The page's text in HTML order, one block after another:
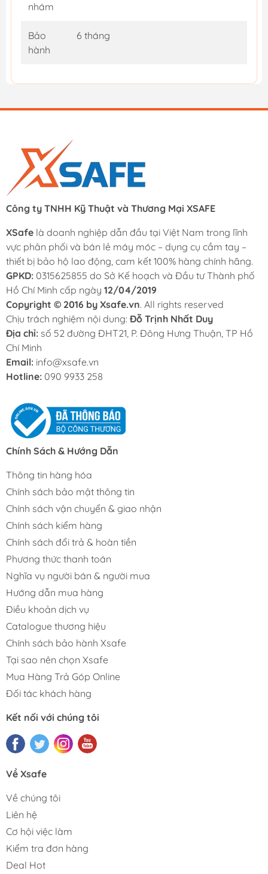
nhám
Bảo
hành
6 tháng
Công ty TNHH Kỹ Thuật và Thương Mại XSAFE
XSafe là doanh nghiệp dẫn đầu tại Việt Nam trong lĩnh
vực phân phối và bán lẻ máy móc – dụng cụ cầm tay –
thiết bị bảo hộ lao động, cam kết 100% hàng chính hãng.
GPKD: 0315625855 do Sở Kế hoạch và Đầu tư Thành phố
Hồ Chí Minh cấp ngày 12/04/2019
Copyright © 2016 by Xsafe.vn. All rights reserved
Chịu trách nghiệm nội dung: Đỗ Trịnh Nhất Duy
Địa chỉ: số 52 đường ĐHT21, P. Đông Hưng Thuận, TP Hồ
Chí Minh
Email: info@xsafe.vn
Hotline: 090 9933 258
Chính Sách & Hướng Dẫn
Thông tin hàng hóa
Chính sách bảo mật thông tin
Chính sách vận chuyển & giao nhận
Chính sách kiểm hàng
Chính sách đổi trả & hoàn tiền
Phương thức thanh toán
Nghĩa vụ người bán & người mua
Hướng dẫn mua hàng
Điều khoản dịch vụ
Catalogue thương hiệu
Chính sách bảo hành Xsafe
Tại sao nên chọn Xsafe
Mua Hàng Trả Góp Online
Đối tác khách hàng
Kết nối với chúng tôi
Về Xsafe
Về chúng tôi
Liên hệ
Cơ hội việc làm
Kiểm tra đơn hàng
Deal Hot